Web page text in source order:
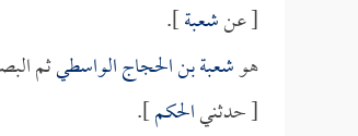
[ عنشعبة].
هوشعبة بن الحجاج الواسطيثم
[ حدثنيالحكم].